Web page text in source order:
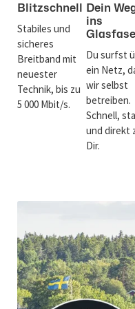
Blitzschnell
Stabiles und
sicheres
Breitband mit
neuester
Technik, bis zu
5 000 Mbit/s.
Dein
ins
Du surfst
ein Netz,
wir selbst
betreiben.
Schnell,
und direkt
Dir.